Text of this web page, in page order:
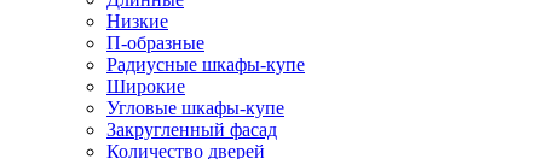
Низкие
П-образные
Радиусные шкафы-купе
Широкие
Угловые шкафы-купе
Закругленный фасад
Количество дверей